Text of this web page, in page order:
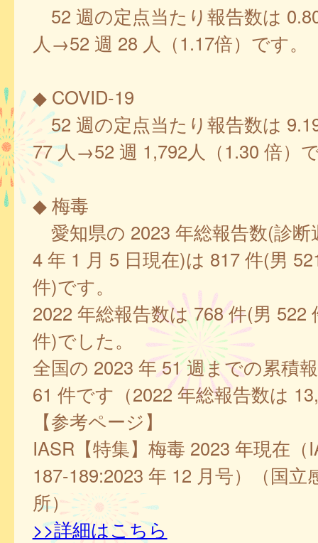
52 週の定点当たり報告数は
人→52 週 28 人（1.17倍）です。
◆ COVID-19
52 週の定点当たり報告数は
77 人→52 週 1,792人（1.30 倍）
◆ 梅毒
愛知県の 2023 年総報告数(診断
4 年 1 月 5 日現在)は 817 件(男
件)です。
2022 年総報告数は 768 件(男 522
件)でした。
全国の 2023 年 51 週までの累積
61 件です（2022 年総報告数は
【参考ページ】
IASR【特集】梅毒 2023 年現在（
187-189:2023 年 12 月号）（国立
所）
>>詳細はこちら